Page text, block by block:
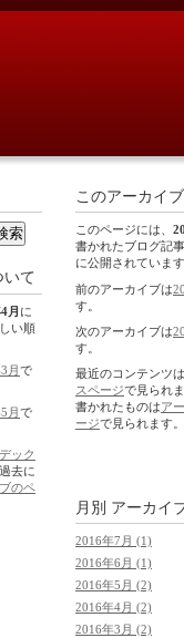
このアーカイ
このページには、
書かれたブログ記
に公開されています
前のアーカイブは
す。
次のアーカイブは
す。
最近のコンテンツは
スページで見られ
書かれたものはア
ージで見られます。
月別 アーカイ
2016年7月 (1)
2016年6月 (1)
2016年5月 (2)
2016年4月 (2)
2016年3月 (2)
いて
月 に
い順
月で
月で
ック
去に
のペ